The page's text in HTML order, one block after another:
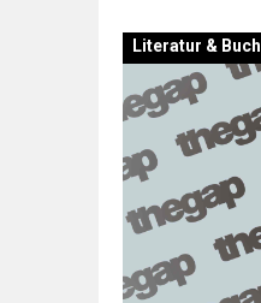
Literatur & Buch